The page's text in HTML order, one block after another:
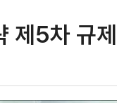
제5차 규